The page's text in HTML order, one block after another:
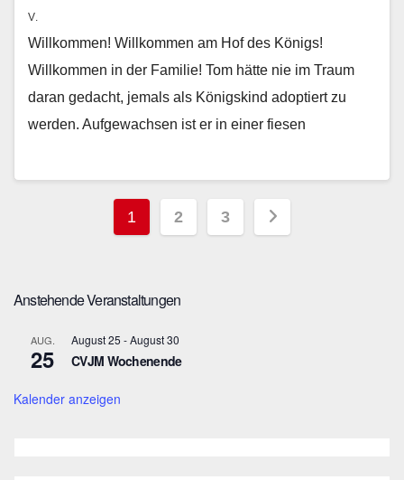
V.
Willkommen! Willkommen am Hof des Königs!
Willkommen in der Familie! Tom hätte nie im Traum
daran gedacht, jemals als Königskind adoptiert zu
werden. Aufgewachsen ist er in einer fiesen
Seitennummerierung
Beiträge
1 2 3
Anstehende Veranstaltungen
AUG.
25
August 25 -August 30
CVJM Wochenende
Kalender anzeigen